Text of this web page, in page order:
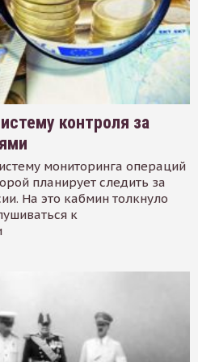
контроля за
мониторинга операций
планирует следить за
На это кабмин толкнуло
к